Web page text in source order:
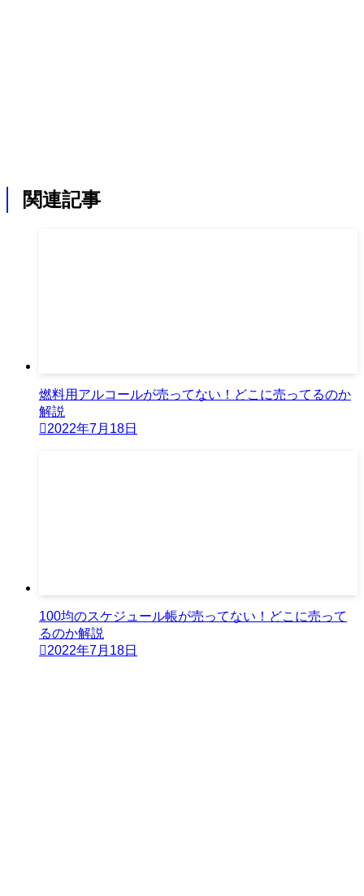
関連記事
燃料用アルコールが売ってない！どこに売ってるのか
解説
2022年7月18日
100均のスケジュール帳が売ってない！どこに売って
るのか解説
2022年7月18日